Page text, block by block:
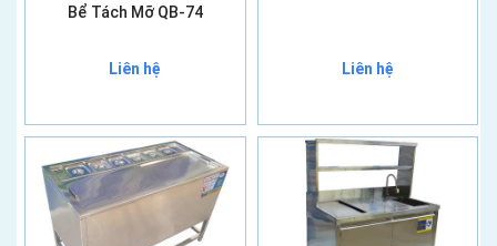
Bể Tách Mỡ QB-74
Liên hệ Liên hệ